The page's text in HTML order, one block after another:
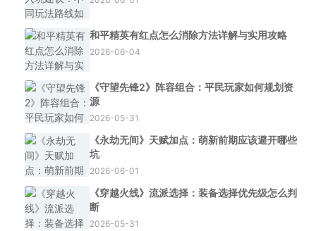
和平精英有红点怎么消除方法详解与实用攻略
2026-06-04
《守望先锋2》阵容组合：平民玩家如何规划资
源
2026-05-31
《永劫无间》天赋加点：萌新前期应该避开哪些
坑
2026-06-01
《穿越火线》流派选择：装备选择优先级怎么判
断
2026-05-31